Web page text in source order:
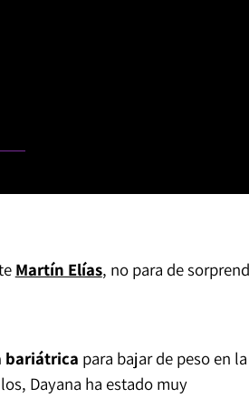
Martín Elías, no para de
bariátrica para bajar de peso en la
Dayana ha estado muy